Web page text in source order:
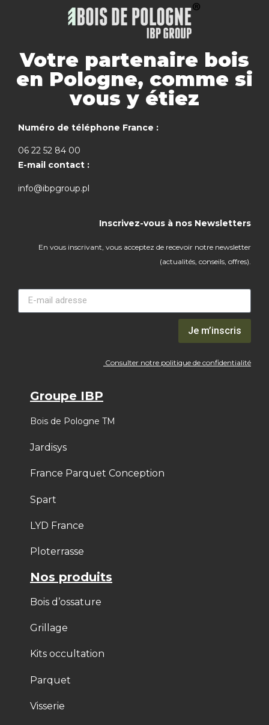
Votre partenaire bois
en Pologne, comme si
vous y étiez
Numéro de téléphone France :
06 22 52 84 00
E-mail contact :
info@ibpgroup.pl
Inscrivez-vous à nos Newsletters
En vous inscrivant, vous acceptez de recevoir notre newsletter
(actualités, conseils, offres).
Je m’inscris
Consulter notre politique de confidentialité
Groupe IBP
Bois de Pologne TM
Jardisys
France Parquet Conception
Spart
LYD France
Ploterrasse
Nos produits
Bois d’ossature
Grillage
Kits occultation
Parquet
Visserie